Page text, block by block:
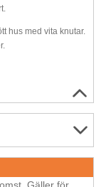
hus med vita knutar.